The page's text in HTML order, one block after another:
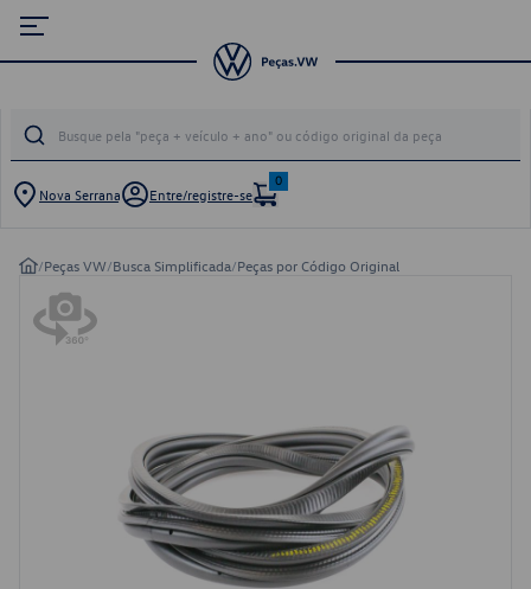
Nova Serrana Entre/registre-se
0
/Peças VW/Busca Simplificada/Peças por Código Original